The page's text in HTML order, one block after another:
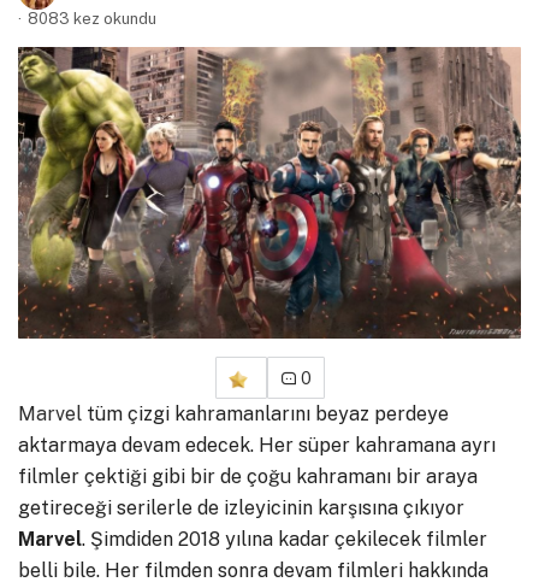
8083 kez okundu
0
Marvel tüm çizgi kahramanlarını beyaz perdeye
aktarmaya devam edecek. Her süper kahramana ayrı
filmler çektiği gibi bir de çoğu kahramanı bir araya
getireceği serilerle de izleyicinin karşısına çıkıyor
Marvel. Şimdiden 2018 yılına kadar çekilecek filmler
belli bile. Her filmden sonra devam filmleri hakkında